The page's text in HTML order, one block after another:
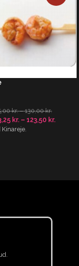
kr. – 130,00kr.
kr. – 123,50 kr.
Kinareje.